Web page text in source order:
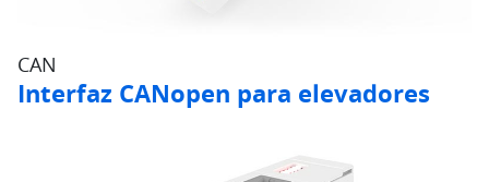
CAN
Interfaz CANopen para elevadores